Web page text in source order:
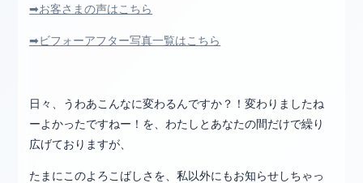
➡お客さまの声はこちら
➡ビフォーアフター写真一覧はこちら
日々、うわあこんなに変わるんですか？！変わりましたね
ーよかったですねー！を、わたしとあなたの間だけで繰り
広げておりますが、
たまにこのよろこばしさを、私以外にもお知らせしちゃっ